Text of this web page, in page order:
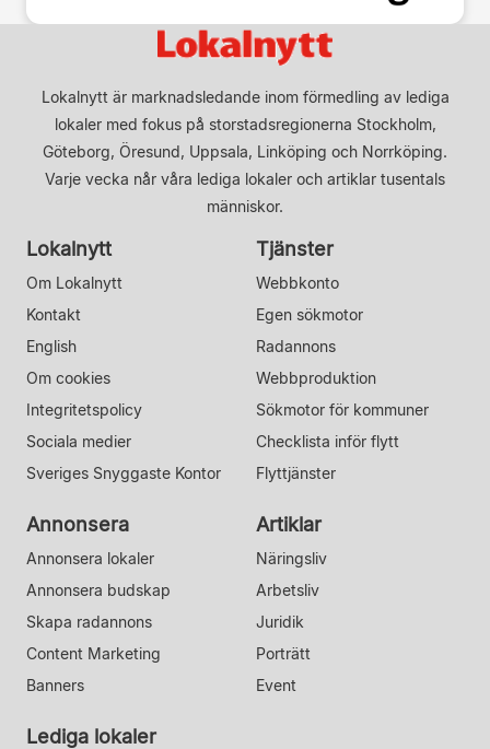
Lokalnytt är marknadsledande inom förmedling av lediga
lokaler med fokus på storstadsregionerna Stockholm,
Göteborg, Öresund, Uppsala, Linköping och Norrköping.
Varje vecka når våra lediga lokaler och artiklar tusentals
människor.
Lokalnytt
Om Lokalnytt
Kontakt
English
Om cookies
Integritetspolicy
Sociala medier
Sveriges Snyggaste Kontor
Tjänster
Webbkonto
Egen sökmotor
Radannons
Webbproduktion
Sökmotor för kommuner
Checklista inför flytt
Flyttjänster
Annonsera
Annonsera lokaler
Annonsera budskap
Skapa radannons
Content Marketing
Banners
Artiklar
Näringsliv
Arbetsliv
Juridik
Porträtt
Event
Lediga lokaler